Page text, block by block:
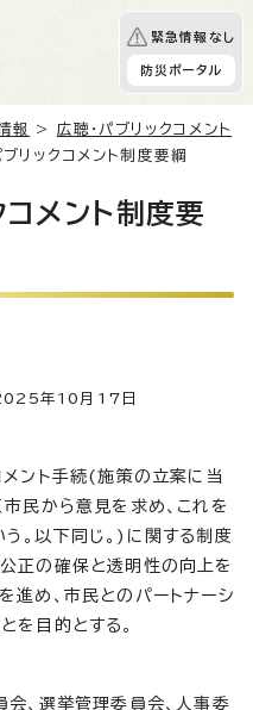
緊急情報なし
防災ポータル
報 > 広聴・パブリックコメント
リックコメント制度要綱
メント制度要
年10月17日
ント手続(施策の立案に当
市民から意見を求め、これを
。以下同じ。)に関する制度
正の確保と透明性の向上を
進め、市民とのパートナーシ
を目的とする。
、選挙管理委員会、人事委